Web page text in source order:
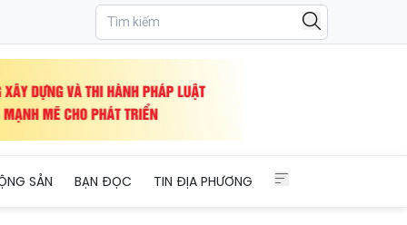
SẢN BẠN ĐỌC TIN ĐỊA PHƯƠNG